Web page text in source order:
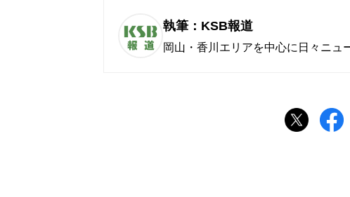
執筆：KSB報道
岡山・香川エリアを中心に日々ニュ